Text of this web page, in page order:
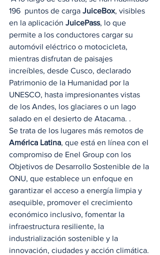
196  puntos de carga JuiceBox, visibles
en la aplicación JuicePass, lo que
permite a los conductores cargar su
automóvil eléctrico o motocicleta,
mientras disfrutan de paisajes
increíbles, desde Cusco, declarado
Patrimonio de la Humanidad por la
UNESCO, hasta impresionantes vistas
de los Andes, los glaciares o un lago
salado en el desierto de Atacama. .
Se trata de los lugares más remotos de
América Latina, que está en línea con el
compromiso de Enel Group con los
Objetivos de Desarrollo Sostenible de la
ONU, que establece un enfoque en
garantizar el acceso a energía limpia y
asequible, promover el crecimiento
económico inclusivo, fomentar la
infraestructura resiliente, la
industrialización sostenible y la
innovación, ciudades y acción climática.